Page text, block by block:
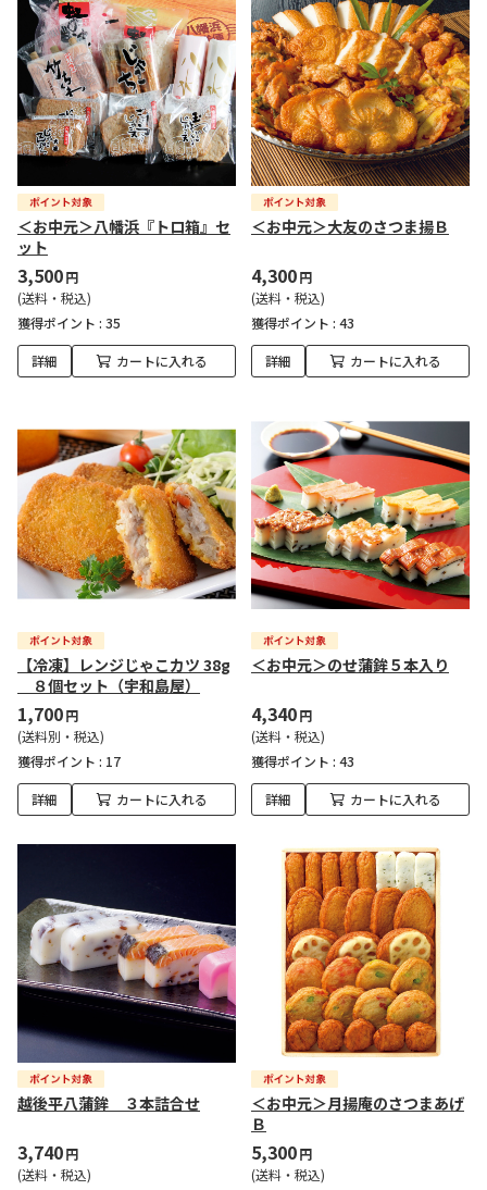
＜お中元＞八幡浜『トロ箱』セ
ット
3,500円
(送料・税込)
獲得ポイント : 35
詳細 カートに入れる
＜お中元＞大友のさつま揚Ｂ
4,300円
(送料・税込)
獲得ポイント : 43
詳細 カートに入れる
【冷凍】レンジじゃこカツ 38g
８個セット（宇和島屋）
1,700円
(送料別・税込)
獲得ポイント : 17
詳細 カートに入れる
＜お中元＞のせ蒲鉾５本入り
4,340円
(送料・税込)
獲得ポイント : 43
詳細 カートに入れる
越後平八蒲鉾 ３本詰合せ
3,740円
(送料・税込)
＜お中元＞月揚庵のさつまあげ
Ｂ
5,300円
(送料・税込)